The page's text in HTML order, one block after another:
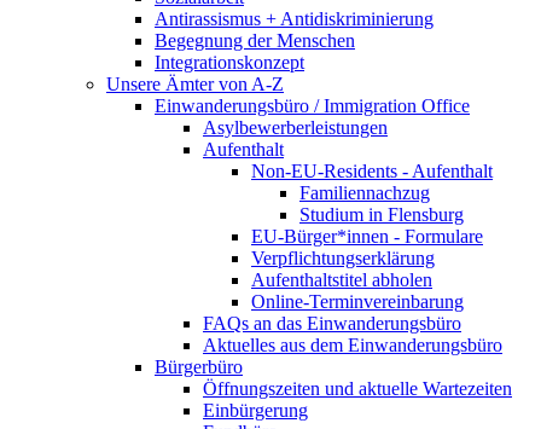
Antirassismus + Antidiskriminierung
Begegnung der Menschen
Integrationskonzept
Unsere Ämter von A-Z
Einwanderungsbüro / Immigration Office
Asylbewerberleistungen
Aufenthalt
Non-EU-Residents - Aufenthalt
Familiennachzug
Studium in Flensburg
EU-Bürger*innen - Formulare
Verpflichtungserklärung
Aufenthaltstitel abholen
Online-Terminvereinbarung
FAQs an das Einwanderungsbüro
Aktuelles aus dem Einwanderungsbüro
Bürgerbüro
Öffnungszeiten und aktuelle Wartezeiten
Einbürgerung